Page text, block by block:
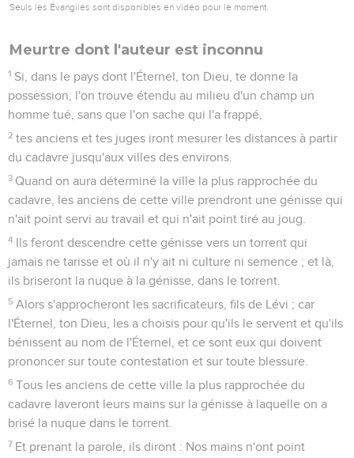
Seuls les Évangiles sont disponibles en vidéo pour le moment.
Meurtre dont l'auteur est inconnu
1 Si, dans le pays dont l'Éternel, ton Dieu, te donne la
possession, l'on trouve étendu au milieu d'un champ un
homme tué, sans que l'on sache qui l'a frappé,
2 tes anciens et tes juges iront mesurer les distances à partir
du cadavre jusqu'aux villes des environs.
3 Quand on aura déterminé la ville la plus rapprochée du
cadavre, les anciens de cette ville prendront une génisse qui
n'ait point servi au travail et qui n'ait point tiré au joug.
4 Ils feront descendre cette génisse vers un torrent qui
jamais ne tarisse et où il n'y ait ni culture ni semence ; et là,
ils briseront la nuque à la génisse, dans le torrent.
5 Alors s'approcheront les sacrificateurs, fils de Lévi ; car
l'Éternel, ton Dieu, les a choisis pour qu'ils le servent et qu'ils
bénissent au nom de l'Éternel, et ce sont eux qui doivent
prononcer sur toute contestation et sur toute blessure.
6 Tous les anciens de cette ville la plus rapprochée du
cadavre laveront leurs mains sur la génisse à laquelle on a
brisé la nuque dans le torrent.
7 Et prenant la parole, ils diront : Nos mains n'ont point